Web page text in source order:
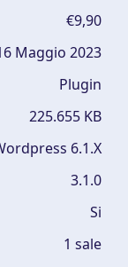
€9,90
Maggio 2023
Plugin
225.655 KB
6.1.X
3.1.0
Si
1 sale